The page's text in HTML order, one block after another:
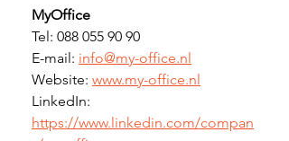
MyOffice
Tel: 088 055 90 90
E-mail: info@my-office.nl
Website: www.my-office.nl
LinkedIn:
https://www.linkedin.com/compan